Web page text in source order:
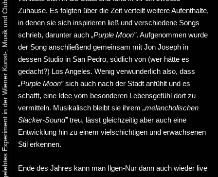
Zuhause. Es folgten über die Zeit verteilt weitere Aufenthalte,
in denen sie sich inspirieren ließ und verschiedene Songs
schrieb, darunter auch „Purple Moon”. Aufgenommen wurde
der Song anschließend gemeinsam mit Jon Joseph in
dessen Studio in San Pedro, südlich von (wer hätte es
gedacht?) Los Angeles. Wenig verwunderlich also, dass
„Purple Moon”sich auch nach der Stadt anfühlt und es
schafft, eine Idee vom besonderen Lebensgefühl dort zu
vermitteln. Musikalisch bleibt sie ihrem „melancholischen
Slacker-Sound”treu, lässt gleichzeitig aber auch eine
Entwicklung hin zu einem vielschichtigen und erwachsenen
Stil erkennen.
Ende des Jahres kann man Ilgen-Nur dann auch wieder live